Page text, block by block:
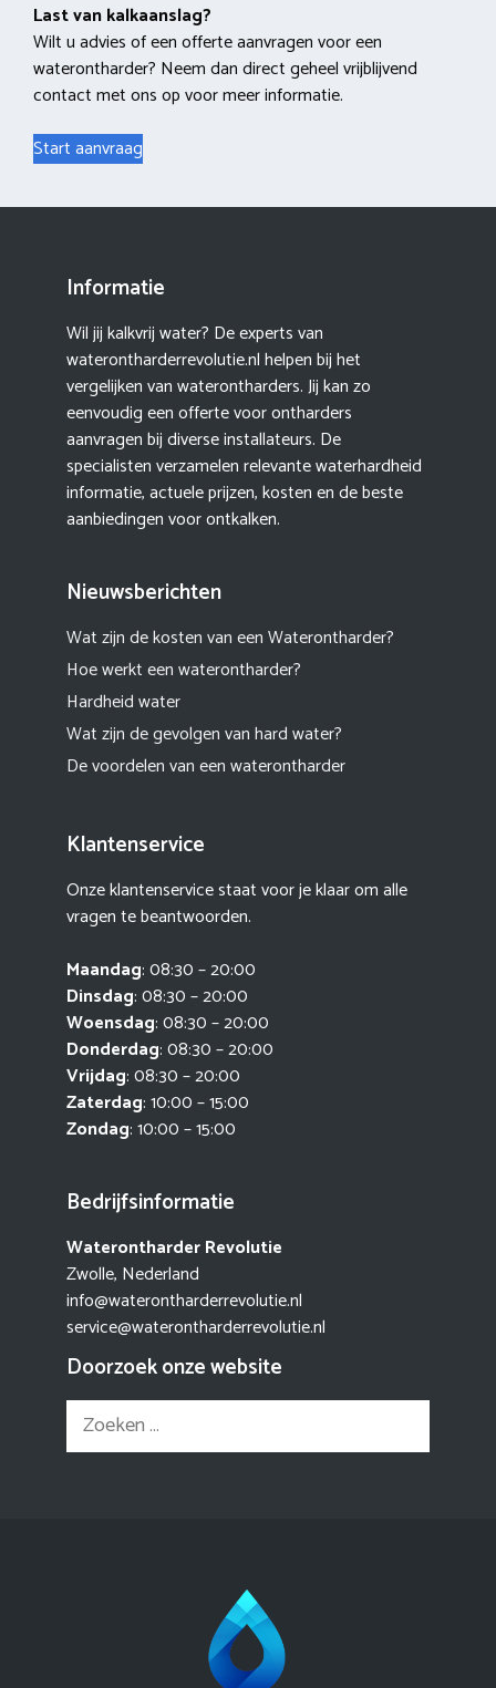
Last van kalkaanslag?
Wilt u advies of een offerte aanvragen voor een
waterontharder? Neem dan direct geheel vrijblijvend
contact met ons op voor meer informatie.
Start aanvraag
Informatie
Wil jij kalkvrij water? De experts van
waterontharderrevolutie.nl helpen bij het
vergelijken van waterontharders. Jij kan zo
eenvoudig een offerte voor ontharders
aanvragen bij diverse installateurs. De
specialisten verzamelen relevante waterhardheid
informatie, actuele prijzen, kosten en de beste
aanbiedingen voor ontkalken.
Nieuwsberichten
Wat zijn de kosten van een Waterontharder?
Hoe werkt een waterontharder?
Hardheid water
Wat zijn de gevolgen van hard water?
De voordelen van een waterontharder
Klantenservice
Onze klantenservice staat voor je klaar om alle
vragen te beantwoorden.
Maandag: 08:30 – 20:00
Dinsdag: 08:30 – 20:00
Woensdag: 08:30 – 20:00
Donderdag: 08:30 – 20:00
Vrijdag: 08:30 – 20:00
Zaterdag: 10:00 – 15:00
Zondag: 10:00 – 15:00
Bedrijfsinformatie
Waterontharder Revolutie
Zwolle, Nederland
info@waterontharderrevolutie.nl
service@waterontharderrevolutie.nl
Doorzoek onze website
Zoek
naar: